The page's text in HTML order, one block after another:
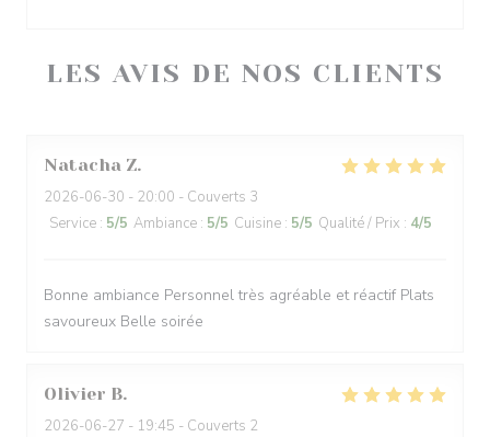
LES AVIS DE NOS CLIENTS
Natacha Z
2026-06-30 - 20:00 - Couverts 3
Service : 5/5 Ambiance : 5/5 Cuisine : 5/5 Qualité / Prix : 4/5
Bonne ambiance Personnel très agréable et réactif Plats
savoureux Belle soirée
Olivier B
2026-06-27 - 19:45 - Couverts 2